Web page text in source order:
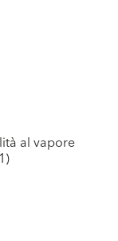
al vapore